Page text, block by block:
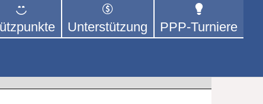
der sich – mit dem Mittel
kümmert.
Unterstützung PPP-Turniere